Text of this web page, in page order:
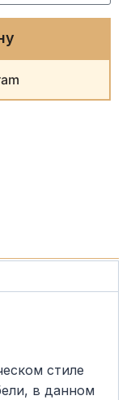
стиле
в данном